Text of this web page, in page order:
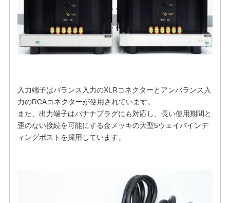
入力端子はバランス入力のXLRコネクターとアンバランス入
力のRCAコネクターが使用されています。
また、出力端子はバナナプラグにも対応し、長い使用期間と
歪のない接続を可能にする金メッキの大型5ウェイバインデ
ィングポストを採用しています。